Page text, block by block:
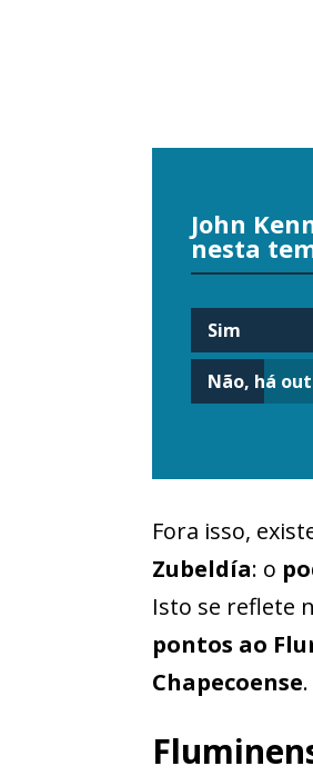
John
nesta
Sim
Não, há
Fora isso,
Zubeldía: o
Isto se reflete
pontos ao
Chapecoense.